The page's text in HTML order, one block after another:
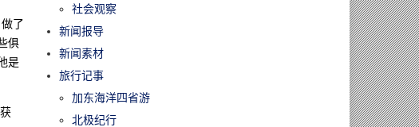
了
俱
是
社会观察
新闻报导
新闻素材
旅行记事
加东海洋四省游
北极纪行